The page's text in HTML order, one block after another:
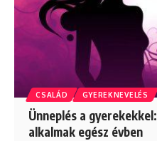
CSALÁD GYEREKNEVELÉS
Ünneplés a
alkalmak egész évben